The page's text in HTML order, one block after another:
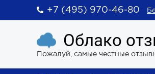
+7 (495) 970-46-80
Облако
Пожалуй, самые честные